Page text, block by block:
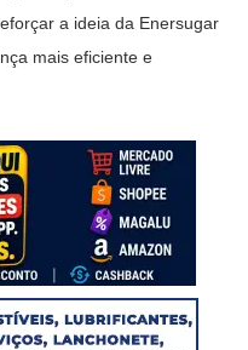
a ideia da Enersugar
mais eficiente e